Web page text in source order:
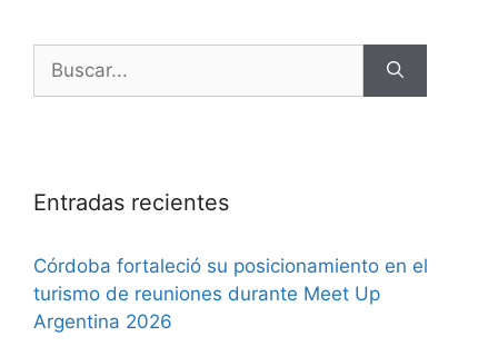
Entradas recientes
Córdoba fortaleció su posicionamiento en el
turismo de reuniones durante Meet Up
Argentina 2026